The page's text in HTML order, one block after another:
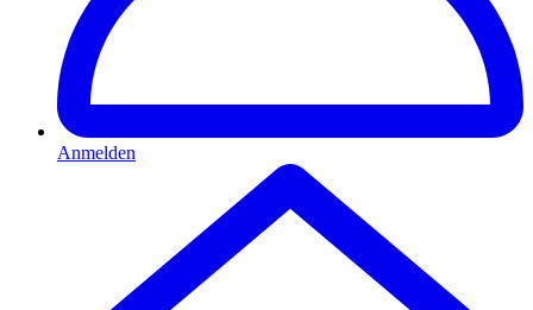
Anmelden